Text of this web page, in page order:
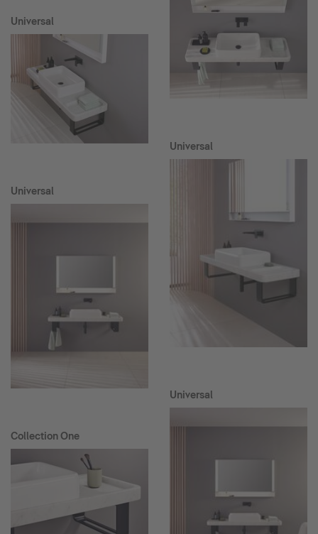
Universal
Universal
Collection One
Universal
Universal